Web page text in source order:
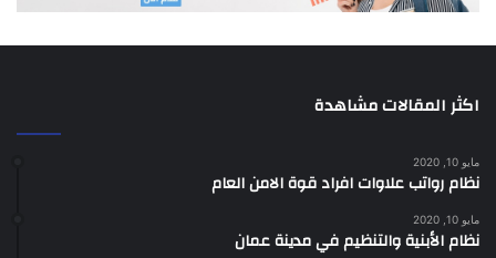
اكثر المقالات مشاهدة
مايو 10, 2020
نظام رواتب علاوات افراد قوة الامن العام
مايو 10, 2020
نظام الأبنية والتنظيم في مدينة عمان